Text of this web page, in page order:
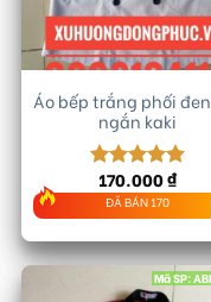
Áo bếp trắng phối
ngắn kaki
Được xếp
hạng5.00
5 sao
170.000₫
ĐÃ BÁN 170
Mã SP: